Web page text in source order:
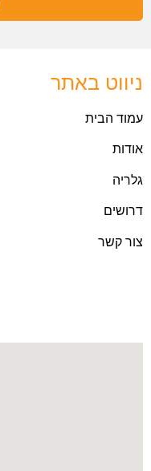
ניווט באתר
עמוד הבית
אודות
גלריה
דרושים
צור קשר